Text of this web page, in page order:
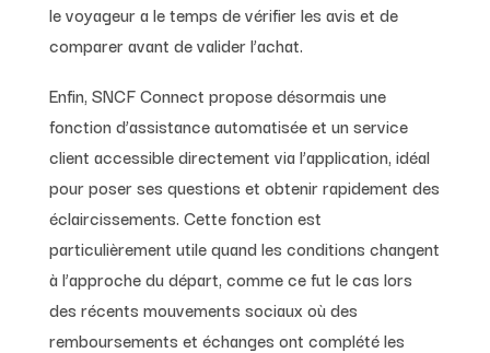
le voyageur a le temps de vérifier les avis et de
comparer avant de valider l’achat.
Enfin, SNCF Connect propose désormais une
fonction d’assistance automatisée et un service
client accessible directement via l’application, idéal
pour poser ses questions et obtenir rapidement des
éclaircissements. Cette fonction est
particulièrement utile quand les conditions changent
à l’approche du départ, comme ce fut le cas lors
des récents mouvements sociaux où des
remboursements et échanges ont complété les